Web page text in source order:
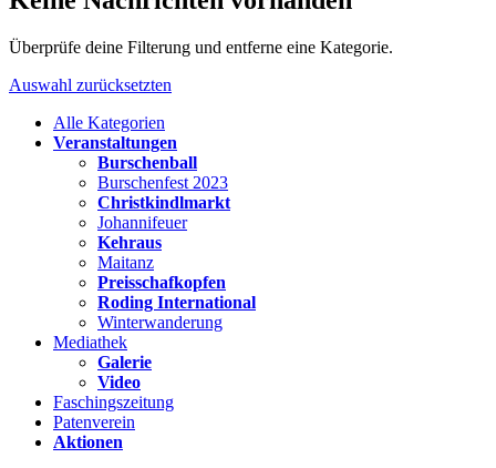
Überprüfe deine Filterung und entferne eine Kategorie.
Auswahl zurücksetzten
Alle Kategorien
Veranstaltungen
Burschenball
Burschenfest 2023
Christkindlmarkt
Johannifeuer
Kehraus
Maitanz
Preisschafkopfen
Roding International
Winterwanderung
Mediathek
Galerie
Video
Faschingszeitung
Patenverein
Aktionen